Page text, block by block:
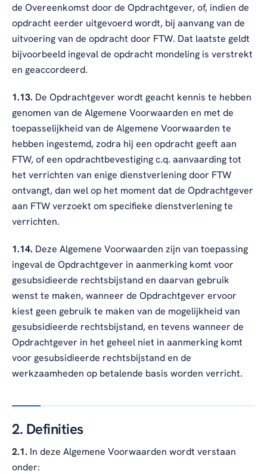
de Overeenkomst door de Opdrachtgever, of, indien de
opdracht eerder uitgevoerd wordt, bij aanvang van de
uitvoering van de opdracht door FTW. Dat laatste geldt
bijvoorbeeld ingeval de opdracht mondeling is verstrekt
en geaccordeerd.
1.13. De Opdrachtgever wordt geacht kennis te hebben
genomen van de Algemene Voorwaarden en met de
toepasselijkheid van de Algemene Voorwaarden te
hebben ingestemd, zodra hij een opdracht geeft aan
FTW, of een opdrachtbevestiging c.q. aanvaarding tot
het verrichten van enige dienstverlening door FTW
ontvangt, dan wel op het moment dat de Opdrachtgever
aan FTW verzoekt om specifieke dienstverlening te
verrichten.
1.14. Deze Algemene Voorwaarden zijn van toepassing
ingeval de Opdrachtgever in aanmerking komt voor
gesubsidieerde rechtsbijstand en daarvan gebruik
wenst te maken, wanneer de Opdrachtgever ervoor
kiest geen gebruik te maken van de mogelijkheid van
gesubsidieerde rechtsbijstand, en tevens wanneer de
Opdrachtgever in het geheel niet in aanmerking komt
voor gesubsidieerde rechtsbijstand en de
werkzaamheden op betalende basis worden verricht.
2. Definities
2.1. In deze Algemene Voorwaarden wordt verstaan
onder: